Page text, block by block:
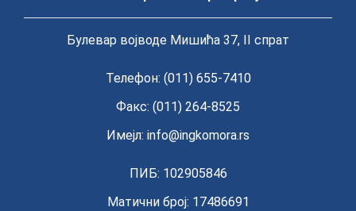
Булевар војводе Мишића 37, II спрат
Телефон: (011) 655-7410
Факс: (011) 264-8525
Имејл: info@ingkomora.rs
ПИБ: 102905846
Матични број: 17486691